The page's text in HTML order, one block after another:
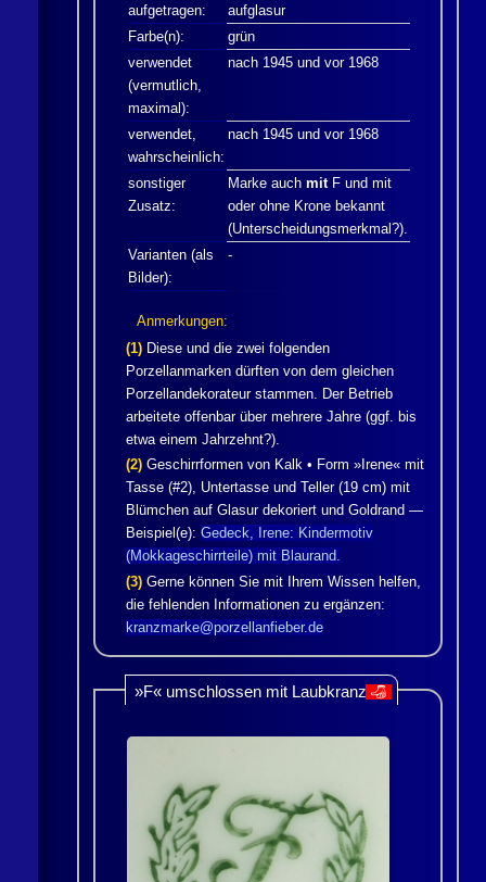
aufgetragen:
aufglasur
Farbe(n):
grün
verwendet
(vermutlich,
maximal):
nach 1945 und vor 1968
verwendet,
wahrscheinlich:
nach 1945 und vor 1968
sonstiger
Zusatz:
Marke auch mitF und mit
oder ohne Krone bekannt
(Unterscheidungsmerkmal?).
Varianten (als
Bilder):
-
Anmerkungen:
(1)Diese und die zwei folgenden
Porzellanmarken dürften von dem gleichen
Porzellandekorateur stammen. Der Betrieb
arbeitete offenbar über mehrere Jahre (ggf. bis
etwa einem Jahrzehnt?).
(2)Geschirrformen von Kalk• Form »Irene« mit
Tasse (#2), Untertasse und Teller (19 cm) mit
Blümchen auf Glasur dekoriert und Goldrand —
Beispiel(e): Gedeck, Irene: Kindermotiv
(Mokkageschirrteile) mit Blaurand.
(3)Gerne können Sie mit Ihrem Wissen helfen,
die fehlenden Informationen zu ergänzen:
kranzmarke@porzellanfieber.de
»F« umschlossen mit Laubkranz 👎